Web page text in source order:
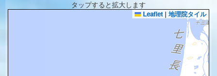
タップすると拡大します
Leaflet | 地理院タイル